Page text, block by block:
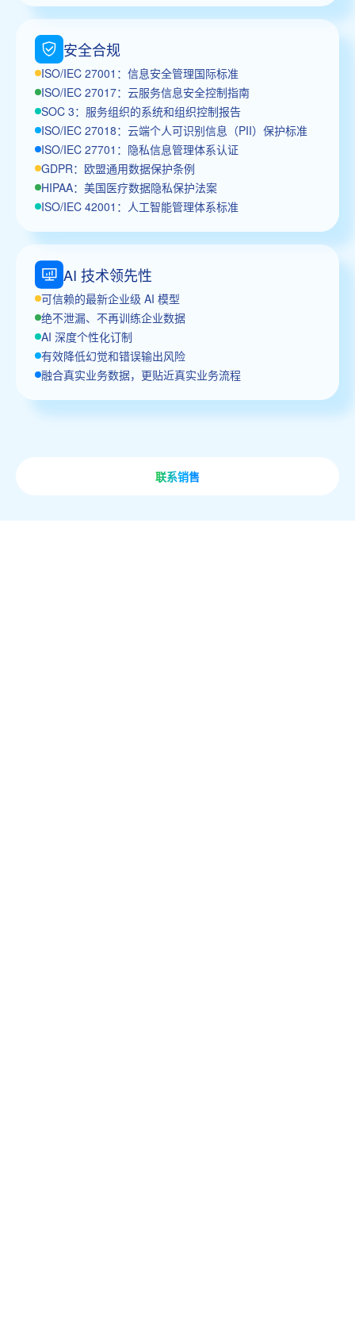
安全合规
ISO/IEC 27001：信息安全管理国际标准
ISO/IEC 27017：云服务信息安全控制指南
SOC 3：服务组织的系统和组织控制报告
ISO/IEC 27018：云端个人可识别信息（PII）保护标准
ISO/IEC 27701：隐私信息管理体系认证
GDPR：欧盟通用数据保护条例
HIPAA：美国医疗数据隐私保护法案
ISO/IEC 42001：人工智能管理体系标准
AI 技术领先性
可信赖的最新企业级 AI 模型
绝不泄漏、不再训练企业数据
AI 深度个性化订制
有效降低幻觉和错误输出风险
融合真实业务数据，更贴近真实业务流程
联系销售